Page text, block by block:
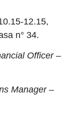
12.15,
n° 34.
Officer –
Manager–